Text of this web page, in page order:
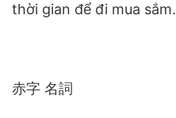
thời gian để đi mua sắm.
赤字 名詞